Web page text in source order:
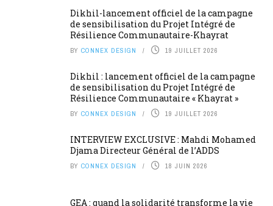
Dikhil-lancement officiel de la campagne
de sensibilisation du Projet Intégré de
Résilience Communautaire-Khayrat
BY CONNEX DESIGN 19 JUILLET 2026
Dikhil : lancement officiel de la campagne
de sensibilisation du Projet Intégré de
Résilience Communautaire « Khayrat »
BY CONNEX DESIGN 19 JUILLET 2026
INTERVIEW EXCLUSIVE : Mahdi Mohamed
Djama Directeur Général de l’ADDS
BY CONNEX DESIGN 18 JUIN 2026
GEA : quand la solidarité transforme la vie